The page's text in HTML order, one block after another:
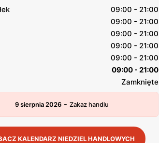
09:00 - 21:00
09:00 - 21:00
09:00 - 21:00
09:00 - 21:00
09:00 - 21:00
09:00 - 21:00
Zamknięte
9 sierpnia 2026 - Zakaz handlu
KALENDARZ NIEDZIEL HANDLOWYCH